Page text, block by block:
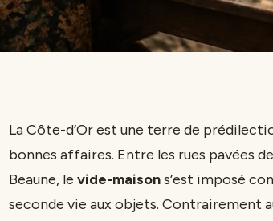
La Côte-d’Or est une terre de
bonnes affaires. Entre les rues pavées
Beaune, le vide-maisons’est imposé
seconde vie aux objets. Contrairement